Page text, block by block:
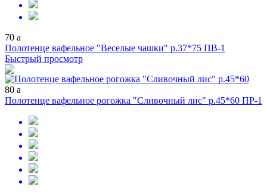
70 a
Полотенце вафельное "Веселые чашки" р.37*75 ПВ-1
Быстрый просмотр
80 a
Полотенце вафельное рогожка "Сливочный лис" р.45*60 ПР-1